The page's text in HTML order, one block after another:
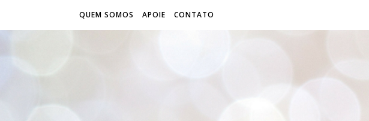
QUEM SOMOS APOIE CONTATO